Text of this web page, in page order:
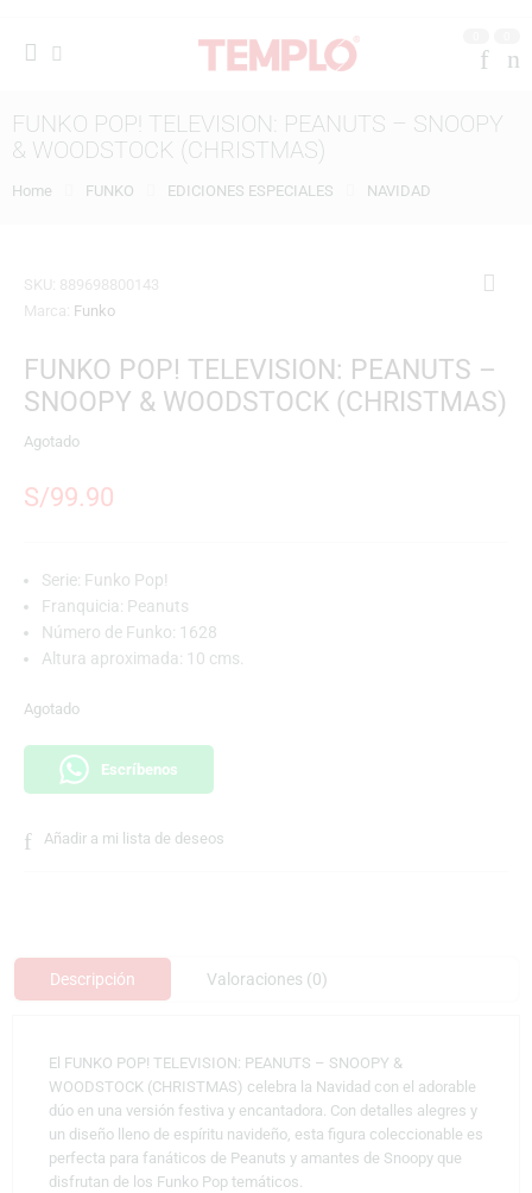
FUNKO POP! TELEVISION: PEANUTS – SNOOPY
& WOODSTOCK (CHRISTMAS)
Home FUNKO EDICIONES ESPECIALES NAVIDAD
SKU: 889698800143
Marca: Funko
FUNKO POP! TELEVISION: PEANUTS –
SNOOPY & WOODSTOCK (CHRISTMAS)
Agotado
S/99.90
Serie: Funko Pop!
Franquicia: Peanuts
Número de Funko: 1628
Altura aproximada: 10 cms.
Agotado
Escríbenos
Añadir a mi lista de deseos
Descripción Valoraciones (0)
El FUNKO POP! TELEVISION: PEANUTS – SNOOPY &
WOODSTOCK (CHRISTMAS) celebra la Navidad con el adorable
dúo en una versión festiva y encantadora. Con detalles alegres y
un diseño lleno de espíritu navideño, esta figura coleccionable es
perfecta para fanáticos de Peanuts y amantes de Snoopy que
disfrutan de los Funko Pop temáticos.